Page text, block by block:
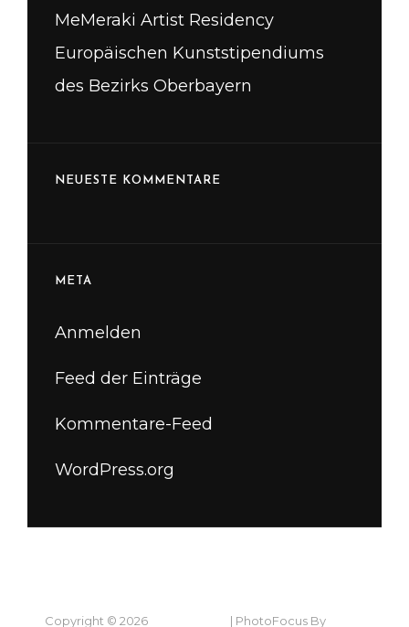
MeMeraki Artist Residency
Europäischen Kunststipendiums
des Bezirks Oberbayern
NEUESTE KOMMENTARE
META
Anmelden
Feed der Einträge
Kommentare-Feed
WordPress.org
Copyright © 2026 | PhotoFocus By